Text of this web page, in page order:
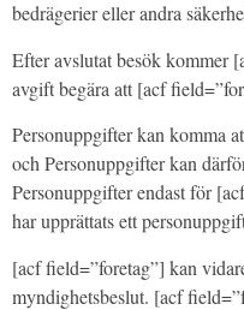
bedrägerier eller andra
Efter avslutat besök kommer
avgift begära att [acf
Personuppgifter kan komma
och Personuppgifter kan
Personuppgifter endast för
har upprättats ett
[acf field=”foretag”] kan
myndighetsbeslut. [acf